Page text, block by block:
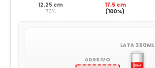
12,25 cm
70%
17,5 cm
(100%)
ADESIVO
LATA 350ML